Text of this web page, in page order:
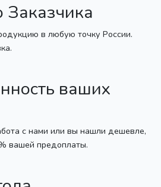
Заказчика
в любую точку России.
ваших
с нами или вы нашли дешевле,
вашей предоплаты.